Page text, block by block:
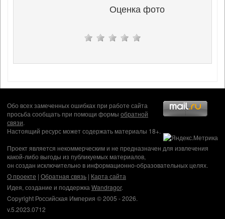
Оценка фото
Обо всех замеченных ошибках при работе сайта
просьба сообщать при помощи формы обратной
связи.
Настоящий ресурс может содержать материалы 18+.
Проект является некоммерческим и не предназначен для извлечения
какой-либо выгоды из публикуемых материалов,
он создан исключительно в информационно-образовательных целях.
О проекте | Обратная связь | Карта сайта
Идея, создание и поддержка Wandragor.
Copyright Российская Империя © 2005 - 2026.
v.5.2023.0712